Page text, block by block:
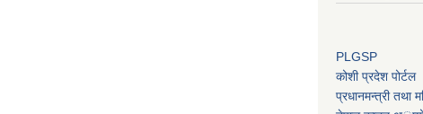
PLGSP
कोशी प्रदेश पोर्टल
प्रधानमन्‍त्री तथा